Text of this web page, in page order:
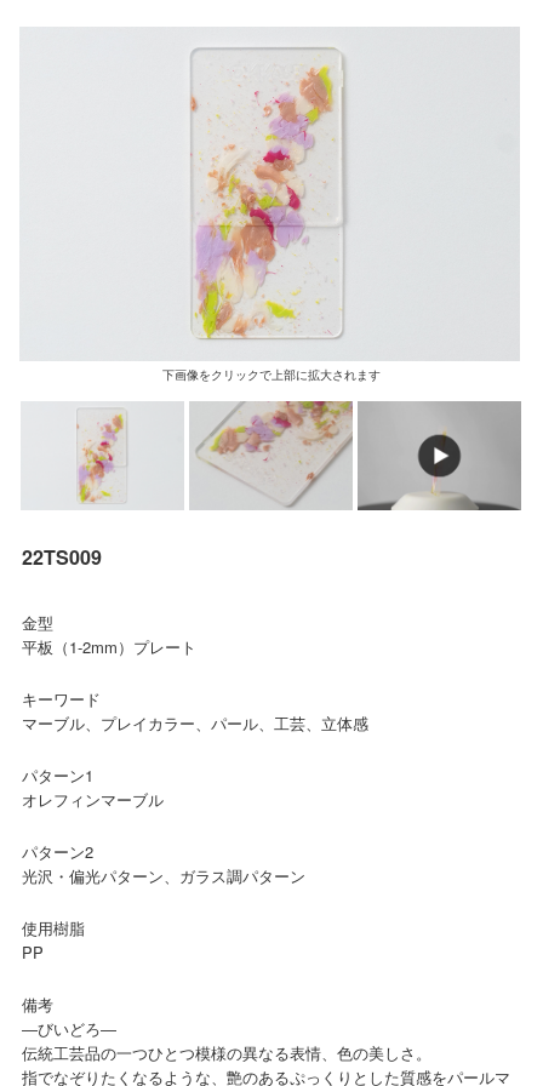
下画像をクリックで上部に拡大されます
22TS009
金型
平板（1-2mm）プレート
キーワード
マーブル、プレイカラー、パール、工芸、立体感
パターン1
オレフィンマーブル
パターン2
光沢・偏光パターン、ガラス調パターン
使用樹脂
PP
備考
―びいどろ―
伝統工芸品の一つひとつ模様の異なる表情、色の美しさ。
指でなぞりたくなるような、艶のあるぷっくりとした質感をパールマ